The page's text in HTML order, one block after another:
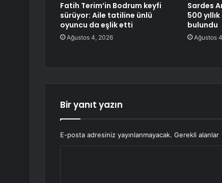
Fatih Terim’in Bodrum keyfi
sürüyor: Aile tatiline ünlü
oyuncu da eşlik etti
Ağustos 4, 2026
Sardes
500
bulundu
Ağustos
Bir yanıt yazın
E-posta adresiniz yayınlanmayacak. Gerekli alanlar